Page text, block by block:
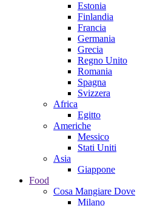
Estonia
Finlandia
Francia
Germania
Grecia
Regno Unito
Romania
Spagna
Svizzera
Africa
Egitto
Americhe
Messico
Stati Uniti
Asia
Giappone
Food
Cosa Mangiare Dove
Milano